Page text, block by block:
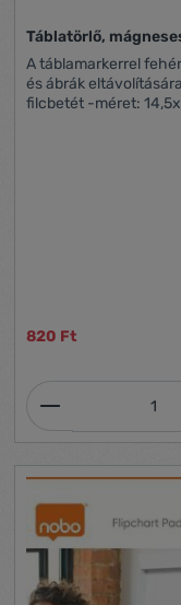
Táblatörlő,
A táblamarkerrel
és ábrák eltávolítására -műanyag ház -
filcbetét -méret:
820 Ft